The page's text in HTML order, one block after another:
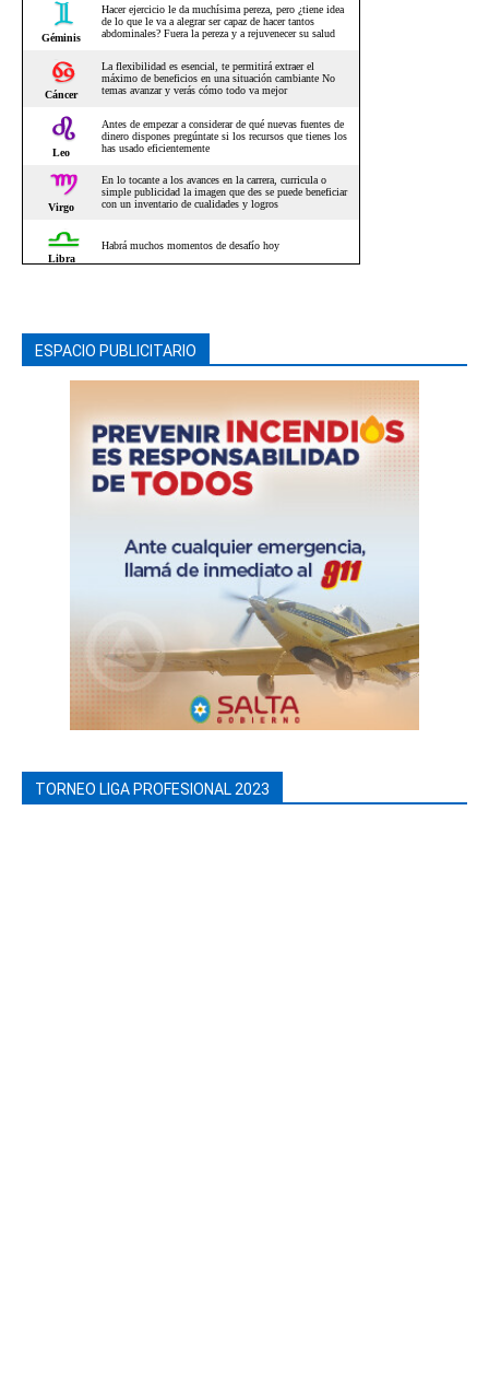
ESPACIO PUBLICITARIO
TORNEO LIGA PROFESIONAL 2023